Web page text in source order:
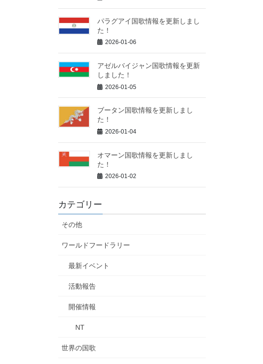
パラグアイ国歌情報を更新しまし
た！
2026-01-06
アゼルバイジャン国歌情報を更新
しました！
2026-01-05
ブータン国歌情報を更新しまし
た！
2026-01-04
オマーン国歌情報を更新しまし
た！
2026-01-02
カテゴリー
その他
ワールドフードラリー
最新イベント
活動報告
開催情報
NT
世界の国歌